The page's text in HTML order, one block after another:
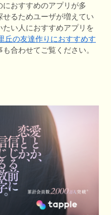
おすすめのアプリが多
せるためユーザが増えてい
い人におすすめアプリを
丘の友達作りにおすすめす
も合わせてご覧ください。